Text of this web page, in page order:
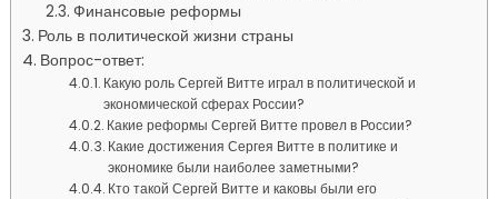
Финансовые реформы
Роль в политической жизни страны
Вопрос-ответ:
Какую роль Сергей Витте играл в политической и
экономической сферах России?
Какие реформы Сергей Витте провел в России?
Какие достижения Сергея Витте в политике и
экономике были наиболее заметными?
Кто такой Сергей Витте и каковы были его